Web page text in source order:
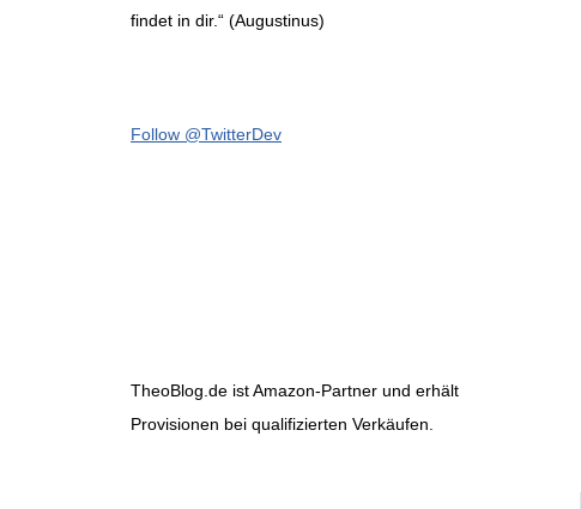
findet in dir.“ (Augustinus)
Follow @TwitterDev
TheoBlog.de ist Amazon-Partner und erhält
Provisionen bei qualifizierten Verkäufen.